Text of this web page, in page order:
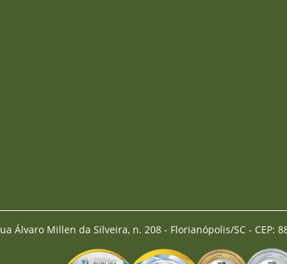
Álvaro Millen da Silveira, n. 208 - Florianópolis/SC - CEP: